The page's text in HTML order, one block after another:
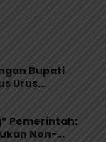
Bupati
Urus
Pemerintah:
Non-